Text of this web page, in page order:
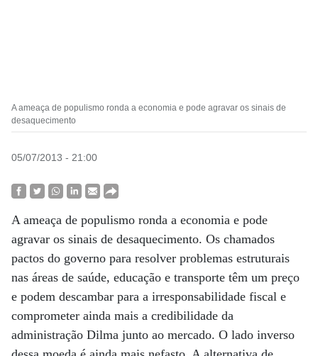
A ameaça de populismo ronda a economia e pode agravar os sinais de
desaquecimento
05/07/2013 - 21:00
A ameaça de populismo ronda a economia e pode
agravar os sinais de desaquecimento. Os chamados
pactos do governo para resolver problemas estruturais
nas áreas de saúde, educação e transporte têm um preço
e podem descambar para a irresponsabilidade fiscal e
comprometer ainda mais a credibilidade da
administração Dilma junto ao mercado. O lado inverso